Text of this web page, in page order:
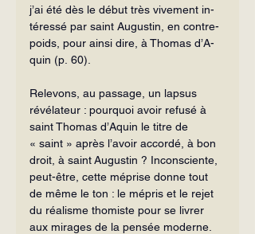
j’ai été dès le début très vivement in­
téressé par saint Augustin, en contre­
poids, pour ainsi dire, à Thomas d’A­
quin (p. 60).
Relevons, au passage, un lapsus
révé­lateur : pourquoi avoir refusé à
saint Thomas d’Aquin le titre de
« saint » après l’avoir accordé, à bon
droit, à saint Augustin ? Inconsciente,
peut-être, cette méprise donne tout
de même le ton : le mépris et le rejet
du réalisme thomiste pour se livrer
aux mirages de la pensée moderne.